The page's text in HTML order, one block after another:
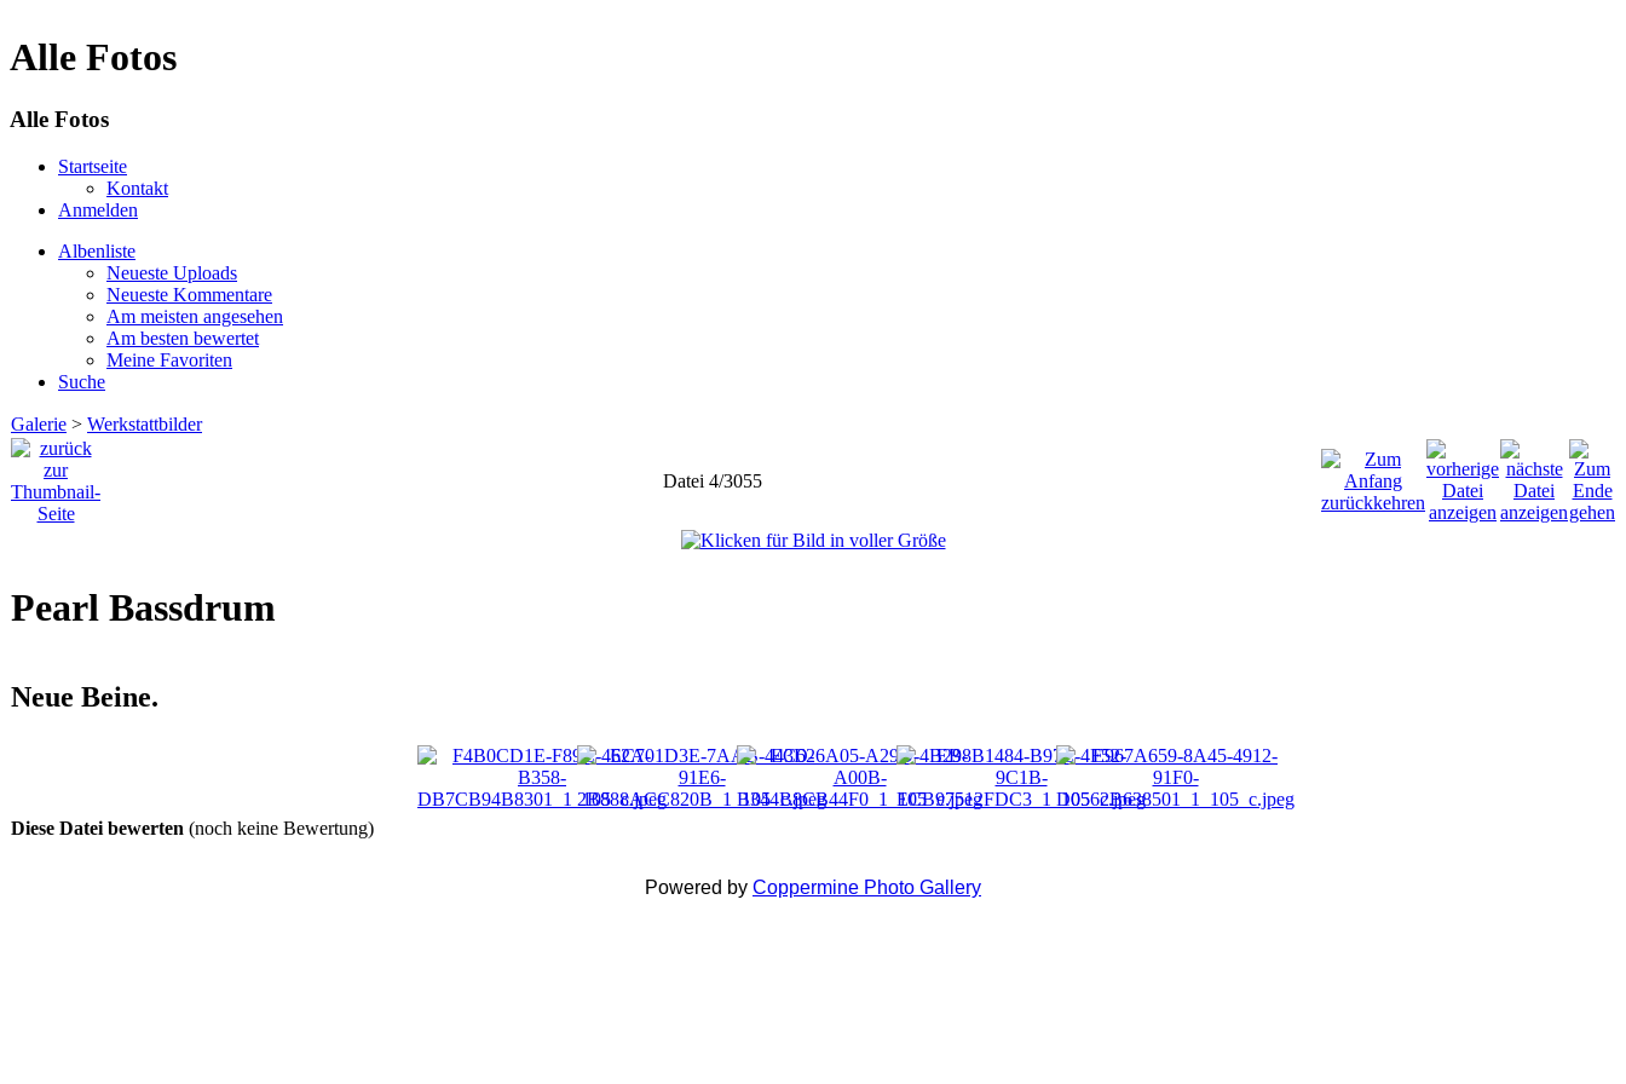
Alle Fotos
Alle Fotos
Startseite
Kontakt
Anmelden
Albenliste
Neueste Uploads
Neueste Kommentare
Am meisten angesehen
Am besten bewertet
Meine Favoriten
Suche
Galerie > Werkstattbilder
Datei 4/3055
Pearl Bassdrum
Neue Beine.
Diese Datei bewerten (noch keine Bewertung)
Powered by Coppermine Photo Gallery